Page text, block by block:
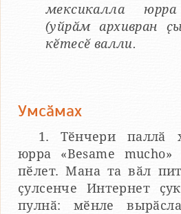
мексикалла
(уйрӑм архивран
кӗтесӗ валли.
Умсӑмах
1. Тӗнчери паллӑ
юрра «Besame
пӗлет. Мана та вӑл
ҫулсенче Интернет
пулнӑ: мӗнле